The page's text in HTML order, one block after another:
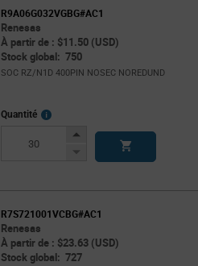
R9A06G032VGBG#AC1
Renesas
À partir de : $11.50 (USD)
Stock global: 750
SOC RZ/N1D 400PIN NOSEC NOREDUND
Quantité
More
Increase
Decrease
R7S721001VCBG#AC1
Renesas
À partir de : $23.63 (USD)
Stock global: 727